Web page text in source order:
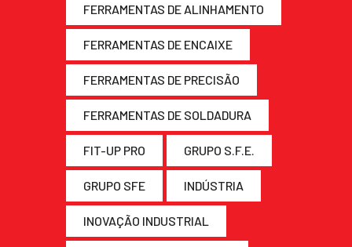
FERRAMENTAS DE ALINHAMENTO
FERRAMENTAS DE ENCAIXE
FERRAMENTAS DE PRECISÃO
FERRAMENTAS DE SOLDADURA
FIT-UP PRO GRUPO S.F.E.
GRUPO SFE INDÚSTRIA
INOVAÇÃO INDUSTRIAL